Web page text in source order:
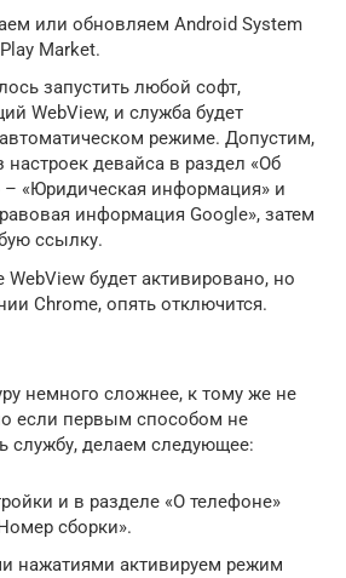
или обновляем Android System
Market.
запустить любой софт,
WebView, и служба будет
режиме. Допустим,
настроек девайса в раздел «Об
– «Юридическая информация» и
информация Google», затем
ссылку.
будет активировано, но
Chrome, опять отключится.
немного сложнее, к тому же не
если первым способом не
службу, делаем следующее:
и в разделе «О телефоне»
сборки».
нажатиями активируем режим